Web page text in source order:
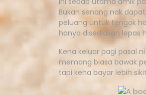
Bukan senang nak
peluang untuk tengok
hanya disediakan lepas
Kena keluar pagi pasal
memang biasa bawak
tapi kena bayar lebih